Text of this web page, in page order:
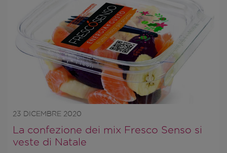
23 DICEMBRE 2020
La confezione dei mix Fresco Senso si
veste di Natale